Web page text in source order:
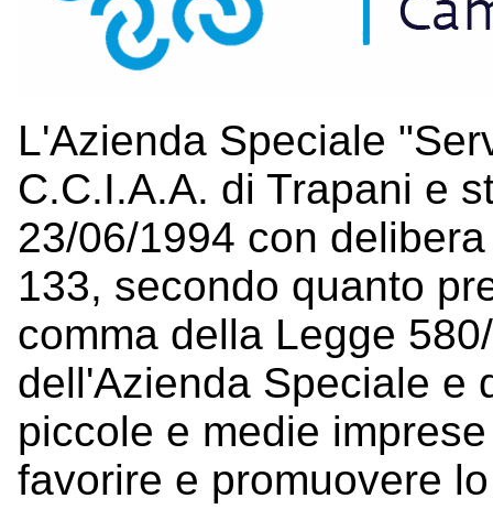
L'Azienda Speciale
C.C.I.A.A. di Trapani e
23/06/1994 con
133, secondo quanto
comma della Legge
dell'Azienda Speciale e
piccole e medie
favorire e promuovere